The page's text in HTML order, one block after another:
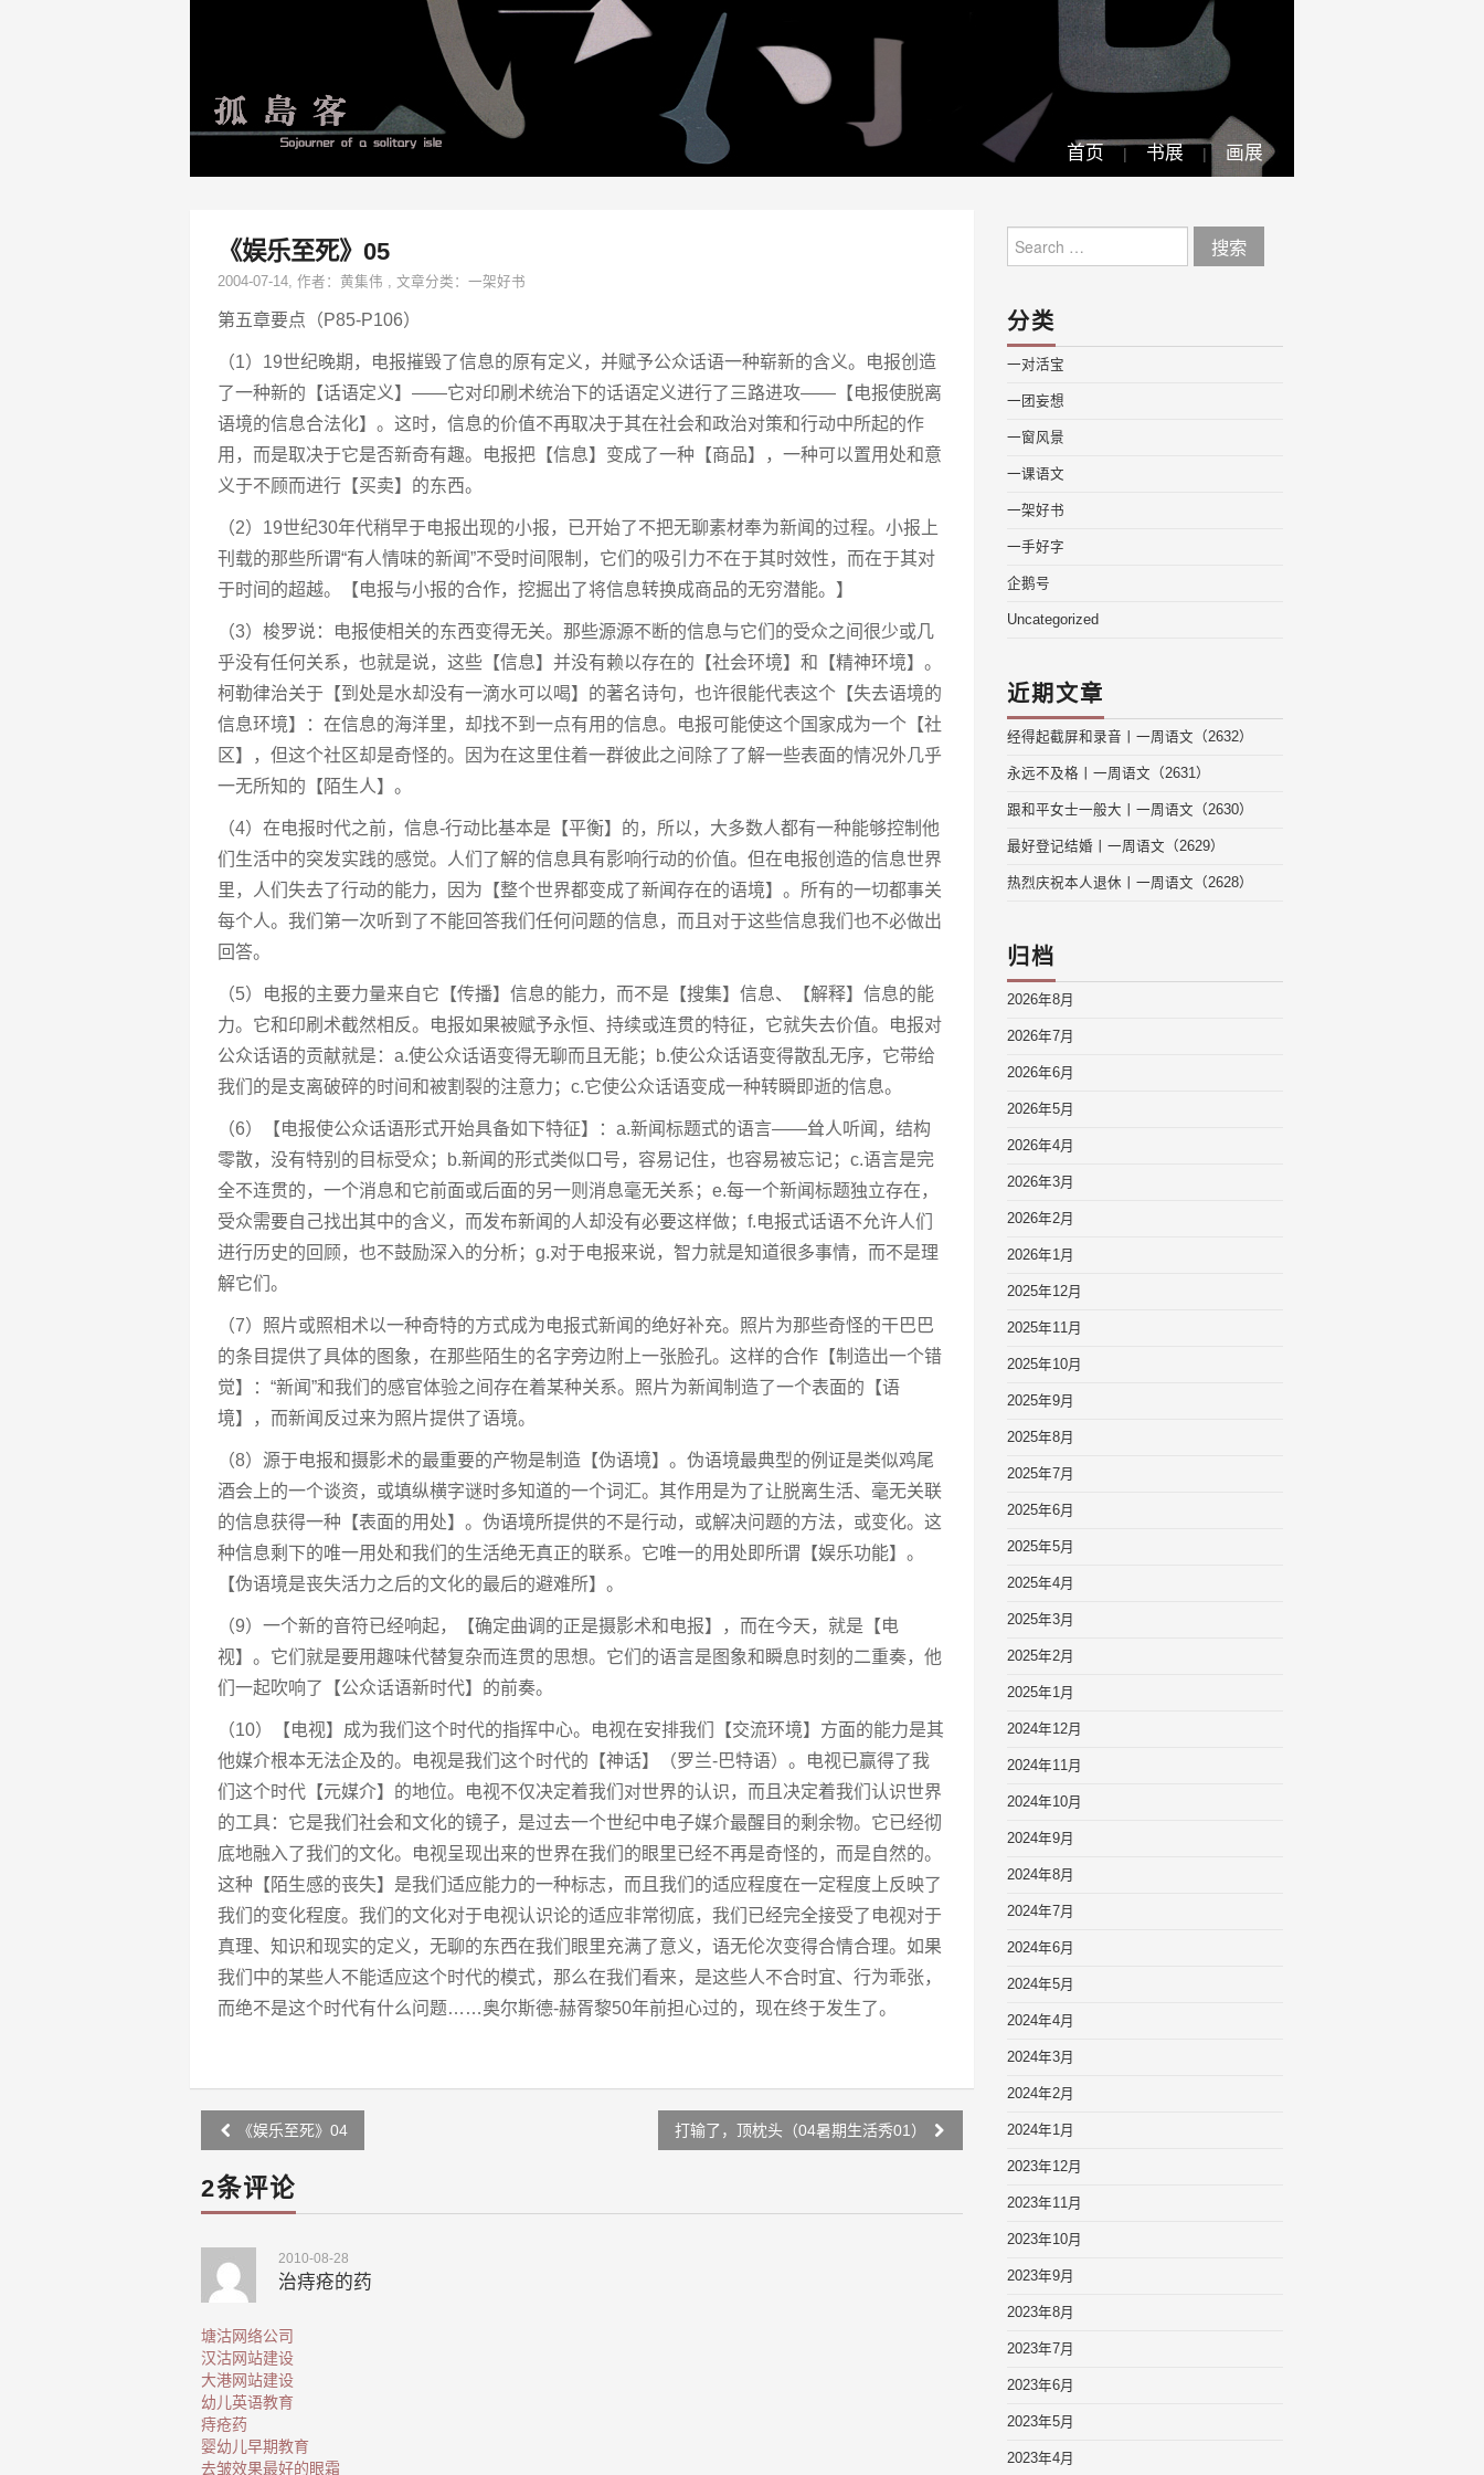
首页 书展 画展
《娱乐至死》05
2004-07-14, 作者： 黄集伟 , 文章分类： 一架好书
第五章要点（P85-P106）
（1）19世纪晚期，电报摧毁了信息的原有定义，并赋予公众话语一种崭新的含义。电报创造
了一种新的【话语定义】——它对印刷术统治下的话语定义进行了三路进攻——【电报使脱离
语境的信息合法化】。这时，信息的价值不再取决于其在社会和政治对策和行动中所起的作
用，而是取决于它是否新奇有趣。电报把【信息】变成了一种【商品】，一种可以置用处和意
义于不顾而进行【买卖】的东西。
（2）19世纪30年代稍早于电报出现的小报，已开始了不把无聊素材奉为新闻的过程。小报上
刊载的那些所谓“有人情味的新闻”不受时间限制，它们的吸引力不在于其时效性，而在于其对
于时间的超越。【电报与小报的合作，挖掘出了将信息转换成商品的无穷潜能。】
（3）梭罗说：电报使相关的东西变得无关。那些源源不断的信息与它们的受众之间很少或几
乎没有任何关系，也就是说，这些【信息】并没有赖以存在的【社会环境】和【精神环境】。
柯勒律治关于【到处是水却没有一滴水可以喝】的著名诗句，也许很能代表这个【失去语境的
信息环境】：在信息的海洋里，却找不到一点有用的信息。电报可能使这个国家成为一个【社
区】，但这个社区却是奇怪的。因为在这里住着一群彼此之间除了了解一些表面的情况外几乎
一无所知的【陌生人】。
（4）在电报时代之前，信息-行动比基本是【平衡】的，所以，大多数人都有一种能够控制他
们生活中的突发实践的感觉。人们了解的信息具有影响行动的价值。但在电报创造的信息世界
里，人们失去了行动的能力，因为【整个世界都变成了新闻存在的语境】。所有的一切都事关
每个人。我们第一次听到了不能回答我们任何问题的信息，而且对于这些信息我们也不必做出
回答。
（5）电报的主要力量来自它【传播】信息的能力，而不是【搜集】信息、【解释】信息的能
力。它和印刷术截然相反。电报如果被赋予永恒、持续或连贯的特征，它就失去价值。电报对
公众话语的贡献就是：a.使公众话语变得无聊而且无能；b.使公众话语变得散乱无序，它带给
我们的是支离破碎的时间和被割裂的注意力；c.它使公众话语变成一种转瞬即逝的信息。
（6）【电报使公众话语形式开始具备如下特征】：a.新闻标题式的语言——耸人听闻，结构
零散，没有特别的目标受众；b.新闻的形式类似口号，容易记住，也容易被忘记；c.语言是完
全不连贯的，一个消息和它前面或后面的另一则消息毫无关系；e.每一个新闻标题独立存在，
受众需要自己找出其中的含义，而发布新闻的人却没有必要这样做；f.电报式话语不允许人们
进行历史的回顾，也不鼓励深入的分析；g.对于电报来说，智力就是知道很多事情，而不是理
解它们。
（7）照片或照相术以一种奇特的方式成为电报式新闻的绝好补充。照片为那些奇怪的干巴巴
的条目提供了具体的图象，在那些陌生的名字旁边附上一张脸孔。这样的合作【制造出一个错
觉】：“新闻”和我们的感官体验之间存在着某种关系。照片为新闻制造了一个表面的【语
境】，而新闻反过来为照片提供了语境。
（8）源于电报和摄影术的最重要的产物是制造【伪语境】。伪语境最典型的例证是类似鸡尾
酒会上的一个谈资，或填纵横字谜时多知道的一个词汇。其作用是为了让脱离生活、毫无关联
的信息获得一种【表面的用处】。伪语境所提供的不是行动，或解决问题的方法，或变化。这
种信息剩下的唯一用处和我们的生活绝无真正的联系。它唯一的用处即所谓【娱乐功能】。
【伪语境是丧失活力之后的文化的最后的避难所】。
（9）一个新的音符已经响起，【确定曲调的正是摄影术和电报】，而在今天，就是【电
视】。它们就是要用趣味代替复杂而连贯的思想。它们的语言是图象和瞬息时刻的二重奏，他
们一起吹响了【公众话语新时代】的前奏。
（10）【电视】成为我们这个时代的指挥中心。电视在安排我们【交流环境】方面的能力是其
他媒介根本无法企及的。电视是我们这个时代的【神话】（罗兰-巴特语）。电视已赢得了我
们这个时代【元媒介】的地位。电视不仅决定着我们对世界的认识，而且决定着我们认识世界
的工具：它是我们社会和文化的镜子，是过去一个世纪中电子媒介最醒目的剩余物。它已经彻
底地融入了我们的文化。电视呈现出来的世界在我们的眼里已经不再是奇怪的，而是自然的。
这种【陌生感的丧失】是我们适应能力的一种标志，而且我们的适应程度在一定程度上反映了
我们的变化程度。我们的文化对于电视认识论的适应非常彻底，我们已经完全接受了电视对于
真理、知识和现实的定义，无聊的东西在我们眼里充满了意义，语无伦次变得合情合理。如果
我们中的某些人不能适应这个时代的模式，那么在我们看来，是这些人不合时宜、行为乖张，
而绝不是这个时代有什么问题……奥尔斯德-赫胥黎50年前担心过的，现在终于发生了。
Post
navigation
《娱乐至死》04 打输了，顶枕头（04暑期生活秀01）
2条评论
2010-08-28
治痔疮的药
塘沽网络公司
汉沽网站建设
大港网站建设
幼儿英语教育
痔疮药
婴幼儿早期教育
去皱效果最好的眼霜
for:
分类
一对活宝
一团妄想
一窗风景
一课语文
一架好书
一手好字
企鹅号
Uncategorized
近期文章
经得起截屏和录音丨一周语文（2632）
永远不及格丨一周语文（2631）
跟和平女士一般大丨一周语文（2630）
最好登记结婚丨一周语文（2629）
热烈庆祝本人退休丨一周语文（2628）
归档
2026年8月
2026年7月
2026年6月
2026年5月
2026年4月
2026年3月
2026年2月
2026年1月
2025年12月
2025年11月
2025年10月
2025年9月
2025年8月
2025年7月
2025年6月
2025年5月
2025年4月
2025年3月
2025年2月
2025年1月
2024年12月
2024年11月
2024年10月
2024年9月
2024年8月
2024年7月
2024年6月
2024年5月
2024年4月
2024年3月
2024年2月
2024年1月
2023年12月
2023年11月
2023年10月
2023年9月
2023年8月
2023年7月
2023年6月
2023年5月
2023年4月